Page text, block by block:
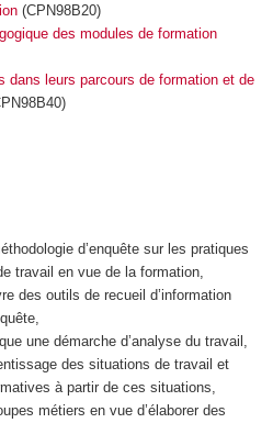
(CPN98B20)
des modules de formation
dans leurs parcours de formation et de
d’enquête sur les pratiques
travail en vue de la formation,
des outils de recueil d’information
une démarche d’analyse du travail,
des situations de travail et
à partir de ces situations,
métiers en vue d’élaborer des